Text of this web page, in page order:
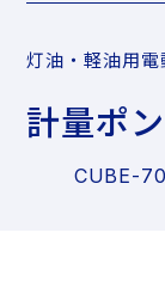
灯油・軽油用
計量ポ
CUBE-